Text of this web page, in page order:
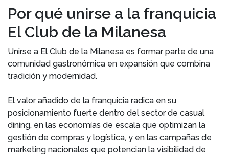
Por qué unirse a la franquicia
El Club de la Milanesa
Unirse a El Club de la Milanesa es formar parte de una
comunidad gastronómica en expansión que combina
tradición y modernidad.
El valor añadido de la franquicia radica en su
posicionamiento fuerte dentro del sector de casual
dining, en las economías de escala que optimizan la
gestión de compras y logística, y en las campañas de
marketing nacionales que potencian la visibilidad de